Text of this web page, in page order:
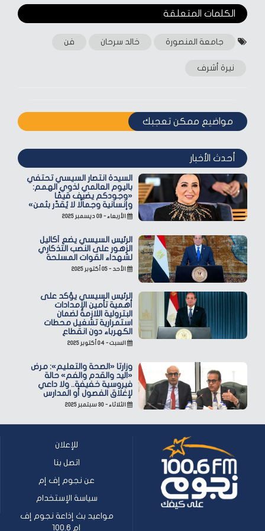
الكلمات المتعلقة‎
جامعة المنصورة خالد سرحان فن
نيرة أشرف
مواضيع ممكن تعجبك
أحدث الأخبار
السيدة انتصار السيسي تحتفي
باليوم العالمي لذوي الهمم:
«وجودكم يضيف قيمًا
وإنسانية وجمالًا لا يُقدّر بثمن»
الأربعاء - ٠٣ ديسمبر ٢٠٢٥
الرئيس السيسي يضع أكاليل
الزهور على النصب التذكاري
لشهداء القوات المسلحة
الأحد - ٠٥ أكتوبر ٢٠٢٥
الرئيس السيسي يؤكد على
أهمية تأمين الإمدادات
البترولية اللازمة لضمان
استمرارية تشغيل محطات
الكهرباء دون انقطاع
السبت - ٠٤ أكتوبر ٢٠٢٥
وزارتا «الصحة والتعليم»: مرض
«اليد والقدم والفم» حالة
فيروسية خفيفة.. ولا داعي
لإغلاق الفصول أو المدارس
الثلاثاء - ٣٠ سبتمبر ٢٠٢٥
للإعلان
اتصل بنا
عن نجوم إف إم
سياسة الإستخدام
مواعيد بث إذاعة نجوم إف
إم 100.6